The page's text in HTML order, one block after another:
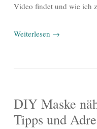
Video findet und wie ich
Weiterlesen →
DIY Maske
Tipps und